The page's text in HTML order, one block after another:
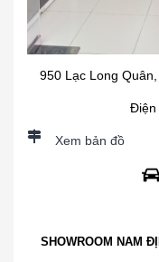
950 Lạc Long
Điện
Xem bản đồ
SHOWROOM NAM